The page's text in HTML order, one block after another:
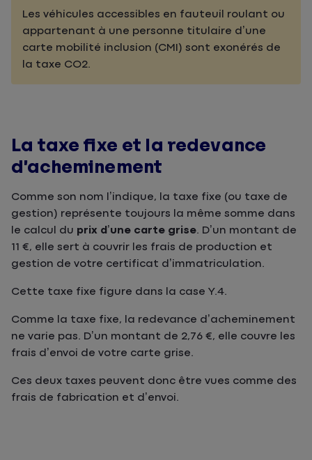
Les véhicules accessibles en fauteuil roulant ou
appartenant à une personne titulaire d’une
carte mobilité inclusion (CMI) sont exonérés de
la taxe CO2.
La taxe fixe et la redevance
d’acheminement
Comme son nom l’indique, la taxe fixe (ou taxe de
gestion) représente toujours la même somme dans
le calcul du prix d’une carte grise. D’un montant de
11 €, elle sert à couvrir les frais de production et
gestion de votre certificat d’immatriculation.
Cette taxe fixe figure dans la case Y.4.
Comme la taxe fixe, la redevance d’acheminement
ne varie pas. D’un montant de 2,76 €, elle couvre les
frais d’envoi de votre carte grise.
Ces deux taxes peuvent donc être vues comme des
frais de fabrication et d’envoi.